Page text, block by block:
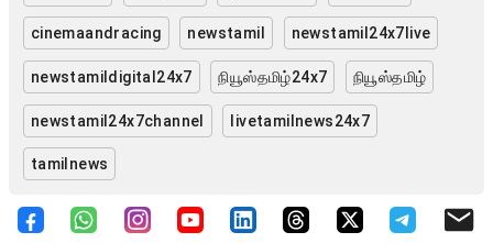
cinemaandracing newstamil newstamil24x7live
newstamildigital24x7 நியூஸ்தமிழ்24x7 நியூஸ்தமிழ்
newstamil24x7channel livetamilnews24x7
tamilnews